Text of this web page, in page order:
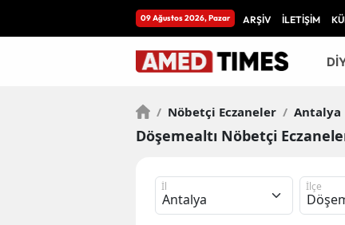
09 Ağustos 2026, Pazar ARŞİV İLETİŞİM
/ Nöbetçi Eczaneler / Antalya
Döşemealtı Nöbetçi
İl İlçe